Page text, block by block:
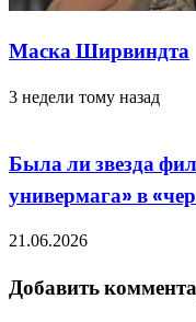
Маска Ширвиндта
3 недели тому назад
Была ли звезда
универмага» в
21.06.2026
Добавить